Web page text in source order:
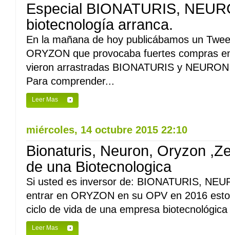
Especial BIONATURIS,
biotecnología arranca.
En la mañana de hoy publicábamos un
ORYZON que provocaba fuertes compras
vieron arrastradas BIONATURIS y
Para comprender...
Leer Mas
miércoles, 14 octubre 2015 22:10
Bionaturis, Neuron, Oryzon
de una Biotecnologica
Si usted es inversor de: BIONATURIS,
entrar en ORYZON en su OPV en 2016
ciclo de vida de una empresa
Leer Mas